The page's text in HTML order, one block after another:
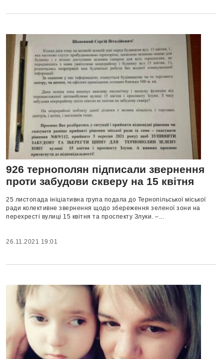
926 тернополян підписали звернення
проти забудови скверу на 15 квітня
25 листопада ініціативна група подала до Тернопільської міської
ради колективне звернення щодо збереження зеленої зони на
перехресті вулиці 15 квітня та проспекту Злуки. –...
26.11.2021 19:01